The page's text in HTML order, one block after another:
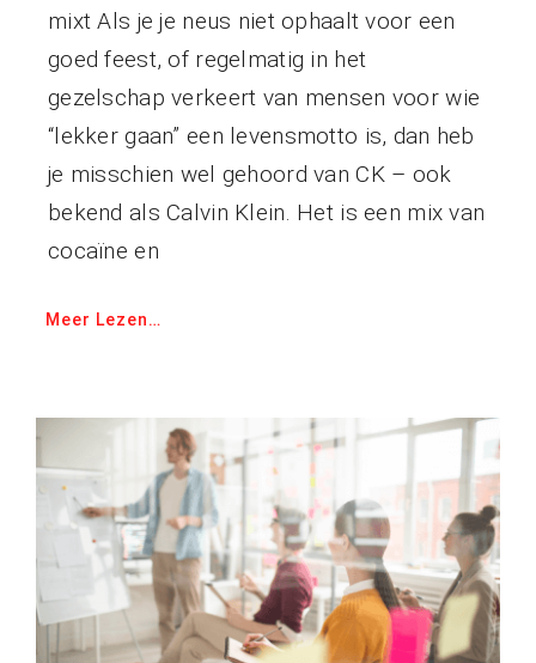
mixt Als je je neus niet ophaalt voor een
goed feest, of regelmatig in het
gezelschap verkeert van mensen voor wie
“lekker gaan” een levensmotto is, dan heb
je misschien wel gehoord van CK – ook
bekend als Calvin Klein. Het is een mix van
cocaïne en
Meer Lezen…